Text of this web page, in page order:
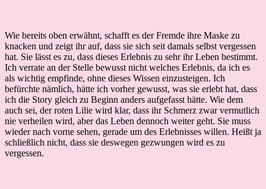
Wie bereits oben erwähnt, schafft es der Fremde ihre Maske zu
knacken und zeigt ihr auf, dass sie sich seit damals selbst vergessen
hat. Sie lässt es zu, dass dieses Erlebnis zu sehr ihr Leben bestimmt.
Ich verrate an der Stelle bewusst nicht welches Erlebnis, da ich es
als wichtig empfinde, ohne dieses Wissen einzusteigen. Ich
befürchte nämlich, hätte ich vorher gewusst, was sie erlebt hat, dass
ich die Story gleich zu Beginn anders aufgefasst hätte. Wie dem
auch sei, der roten Lilie wird klar, dass ihr Schmerz zwar vermutlich
nie verheilen wird, aber das Leben dennoch weiter geht. Sie muss
wieder nach vorne sehen, gerade um des Erlebnisses willen. Heißt ja
schließlich nicht, dass sie deswegen gezwungen wird es zu
vergessen.